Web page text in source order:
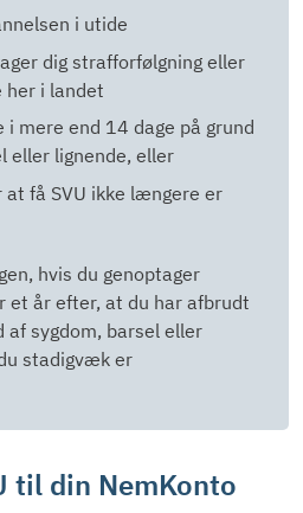
i utide
dig strafforfølgning eller
her i landet
mere end 14 dage på grund
eller lignende, eller
at få SVU ikke længere er
hvis du genoptager
et år efter, at du har afbrudt
af sygdom, barsel eller
stadigvæk er
til din NemKonto